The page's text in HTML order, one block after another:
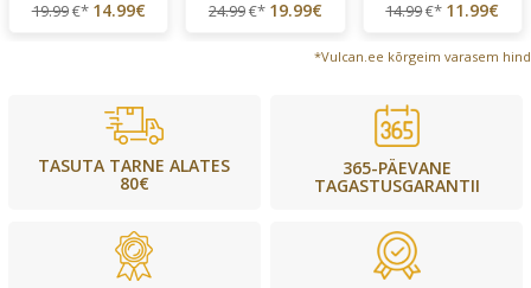
19.99€* 14.99€ 24.99€* 19.99€ 14.99€* 11.99€
*Vulcan.ee kõrgeim varasem hind
TASUTA TARNE ALATES
80€
365-PÄEVANE
TAGASTUSGARANTII